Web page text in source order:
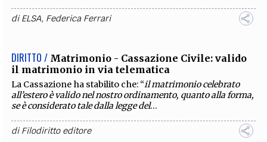
diELSA, Federica Ferrari
DIRITTO / Matrimonio - Cassazione Civile: valido
il matrimonio in via telematica
La Cassazione ha stabilito che: “il matrimonio celebrato
all’estero è valido nel nostro ordinamento, quanto alla forma,
se è considerato tale dalla legge del...
diFilodiritto editore